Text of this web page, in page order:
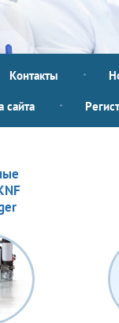
Контакты
сайта